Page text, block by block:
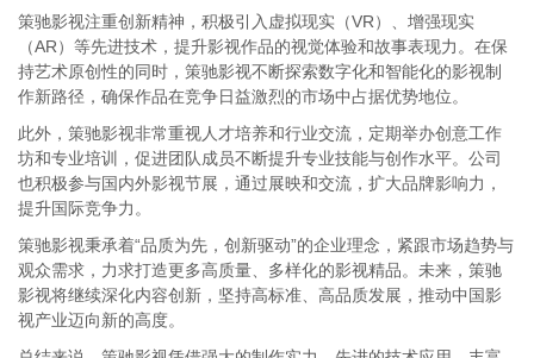
策驰影视注重创新精神，积极引入虚拟现实（VR）、增强现实
（AR）等先进技术，提升影视作品的视觉体验和故事表现力。在保
持艺术原创性的同时，策驰影视不断探索数字化和智能化的影视制
作新路径，确保作品在竞争日益激烈的市场中占据优势地位。
此外，策驰影视非常重视人才培养和行业交流，定期举办创意工作
坊和专业培训，促进团队成员不断提升专业技能与创作水平。公司
也积极参与国内外影视节展，通过展映和交流，扩大品牌影响力，
提升国际竞争力。
策驰影视秉承着“品质为先，创新驱动”的企业理念，紧跟市场趋势与
观众需求，力求打造更多高质量、多样化的影视精品。未来，策驰
影视将继续深化内容创新，坚持高标准、高品质发展，推动中国影
视产业迈向新的高度。